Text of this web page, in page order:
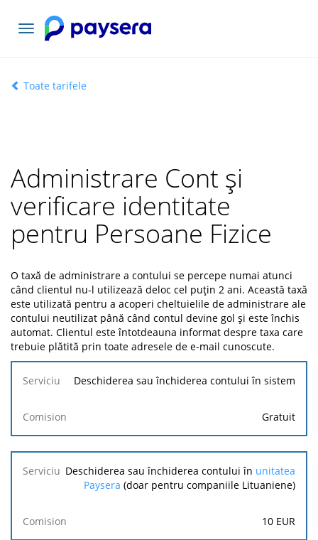
Comutați
navigarea
Toate tarifele
Administrare Cont și
verificare identitate
pentru Persoane Fizice
O taxă de administrare a contului se percepe numai atunci
când clientul nu-l utilizează deloc cel puțin 2 ani. Această taxă
este utilizată pentru a acoperi cheltuielile de administrare ale
contului neutilizat până când contul devine gol și este închis
automat. Clientul este întotdeauna informat despre taxa care
trebuie plătită prin toate adresele de e-mail cunoscute.
Serviciu
Comision
Deschiderea sau închiderea contului în sistem
Gratuit
Deschiderea sau închiderea contului în unitatea
Paysera (doar pentru companiile Lituaniene)
10 EUR